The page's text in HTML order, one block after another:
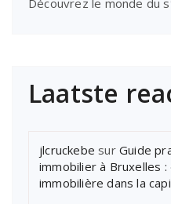
Laatste
jlcruckebe sur Guide
immobilier à Bruxelles
immobilière dans la